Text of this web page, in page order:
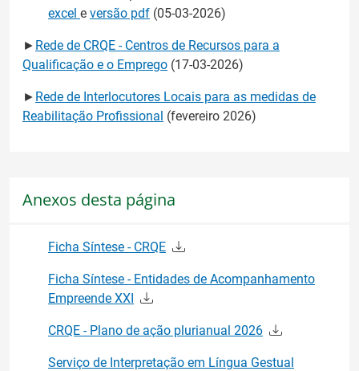
excel e versão pdf (05-03-2026)
► Rede de CRQE - Centros de Recursos para a
Qualificação e o Emprego (17-03-2026)
► Rede de Interlocutores Locais para as medidas de
Reabilitação Profissional (fevereiro 2026)
Anexos desta página
Ficha Síntese - CRQE
Ficha Síntese - Entidades de Acompanhamento
Empreende XXI
CRQE - Plano de ação plurianual 2026
Serviço de Interpretação em Língua Gestual